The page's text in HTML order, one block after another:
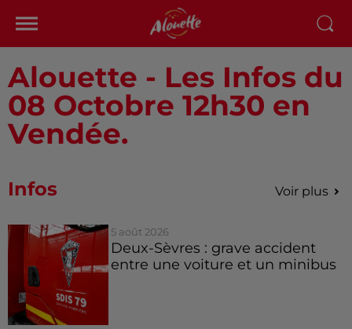
Alouette - Les Infos du
08 Octobre 12h30 en
Vendée.
Infos Voir plus
5 août 2026
Deux-Sèvres : grave accident
entre une voiture et un minibus